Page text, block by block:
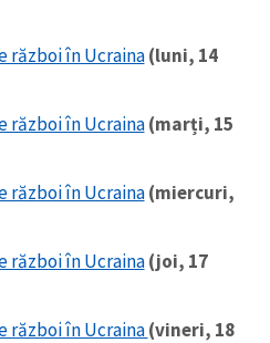
război în Ucraina(luni, 14
război în Ucraina(marți, 15
război în Ucraina(miercuri,
război în Ucraina(joi, 17
război în Ucraina(vineri, 18